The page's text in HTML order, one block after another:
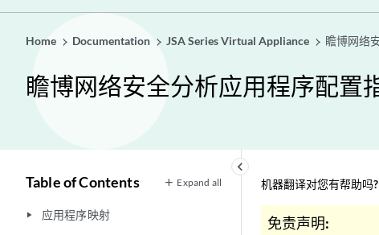
Home Documentation JSA Series Virtual Appliance 瞻博网络
瞻博网络安全分析应用程序配置
keyboard_arrow_left
Table of Contents Expand all
play_arrow 应用程序映射
机器翻译对您有帮助吗?
免责声明: